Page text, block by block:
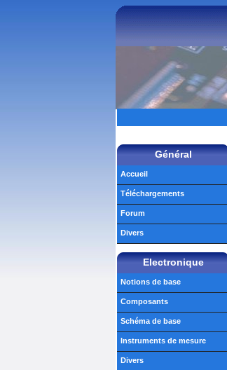
Général
Accueil
Téléchargements
Forum
Divers
Electronique
Notions de base
Composants
Schéma de base
Instruments de mesure
Divers